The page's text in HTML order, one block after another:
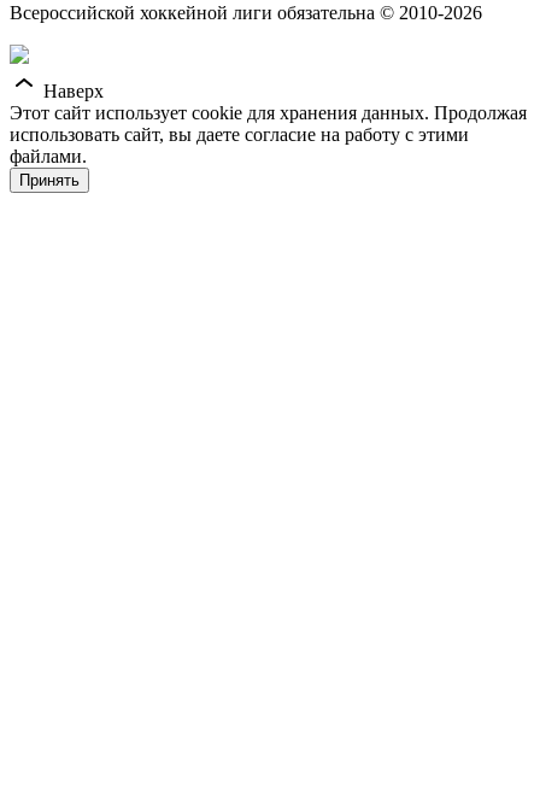
Всероссийской хоккейной лиги обязательна © 2010-2026
Наверх
Этот сайт использует cookie для хранения данных. Продолжая
использовать сайт, вы даете согласие на работу с этими
файлами.
Принять